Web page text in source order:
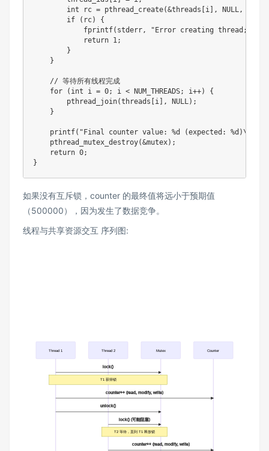
int rc = pthread_create(&threads [i ] , NULL ,
if
( rc)
{
fprintf( stderr ,
"Error creating thread;
return 1 ;
}
}
// 等待所有线程完成
for
( int i = 0; i < NUM_THREADS; i++)
{
pthread_join(threads [i ] , NULL ) ;
}
printf( "Final counter value: %d (expected: %d)\n"
pthread_mutex_destroy(&mutex) ;
return 0;
}
如果没有互斥锁，counter 的最终值将远小于预期值
（500000），因为发生了数据竞争。
线程与共享资源交互 序列图:
Thread 1 Thread 2 Mutex Counter
lock()
T1 获得锁
counter++ (read, modify, write)
unlock()
lock() (可能阻塞)
T2 等待，直到 T1 释放锁
counter++ (read, modify, write)